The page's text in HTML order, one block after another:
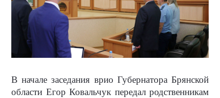
В начале заседания врио Губернатора Брянской
области Егор Ковальчук передал родственникам